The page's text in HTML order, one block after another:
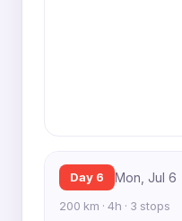
Day 6 Mon, Jul 6
200 km · 4h · 3 stops